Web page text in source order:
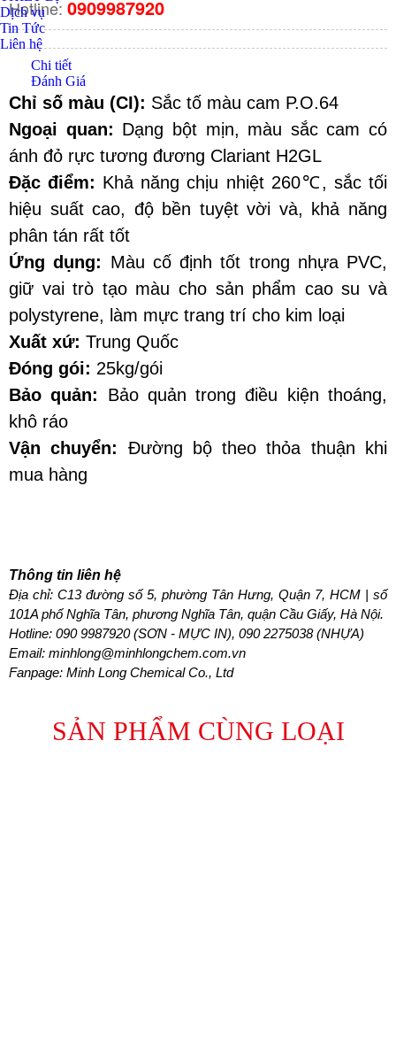
Dịch vụ
Tin Tức
Liên hệ
Hotline: 0909987920
Chi tiết
Đánh Giá
Chỉ số màu (CI): Sắc tố màu cam P.O.64
Ngoại quan: Dạng bột mịn, màu sắc cam có
ánh đỏ rực tương đương Clariant H2GL
Đặc điểm: Khả năng chịu nhiệt 260℃, sắc tối
hiệu suất cao, độ bền tuyệt vời và, khả năng
phân tán rất tốt
Ứng dụng: Màu cố định tốt trong nhựa PVC,
giữ vai trò tạo màu cho sản phẩm cao su và
polystyrene, làm mực trang trí cho kim loại
Xuất xứ: Trung Quốc
Đóng gói: 25kg/gói
Bảo quản:
Bảo quản trong điều kiện thoáng,
khô ráo
Vận chuyển:
Đường bộ theo thỏa thuận khi
mua hàng
Thông tin liên hệ
Địa chỉ: C13 đường số 5, phường Tân Hưng, Quận 7, HCM | số
101A phố Nghĩa Tân, phương Nghĩa Tân, quận Cầu Giấy, Hà Nội.
Hotline: 090 9987920 (SƠN - MỰC IN), 090 2275038 (NHỰA)
Email: minhlong@minhlongchem.com.vn
Fanpage: Minh Long Chemical Co., Ltd
SẢN PHẨM CÙNG LOẠI